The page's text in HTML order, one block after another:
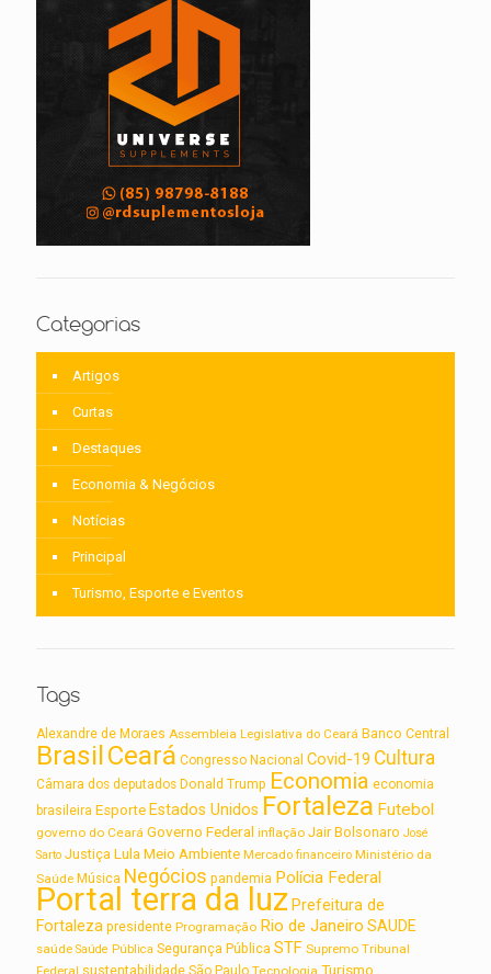
Categorias
Artigos
Curtas
Destaques
Economia & Negócios
Notícias
Principal
Turismo, Esporte e Eventos
Tags
Alexandre de Moraes Assembleia Legislativa do Ceará Banco Central
BrasilCeará Congresso Nacional Covid-19 Cultura
Câmara dos deputados Donald Trump Economia economia
brasileira Esporte Estados Unidos Fortaleza Futebol
governo do Ceará Governo Federal inflação Jair Bolsonaro José
Sarto Justiça Lula Meio Ambiente Mercado financeiro Ministério da
Saúde Música Negócios pandemia Polícia Federal
Portal terra da luz Prefeitura de
Fortaleza presidente Programação Rio de Janeiro SAUDE
saúde Saúde Pública Segurança Pública STF Supremo Tribunal
sustentabilidade Turismo